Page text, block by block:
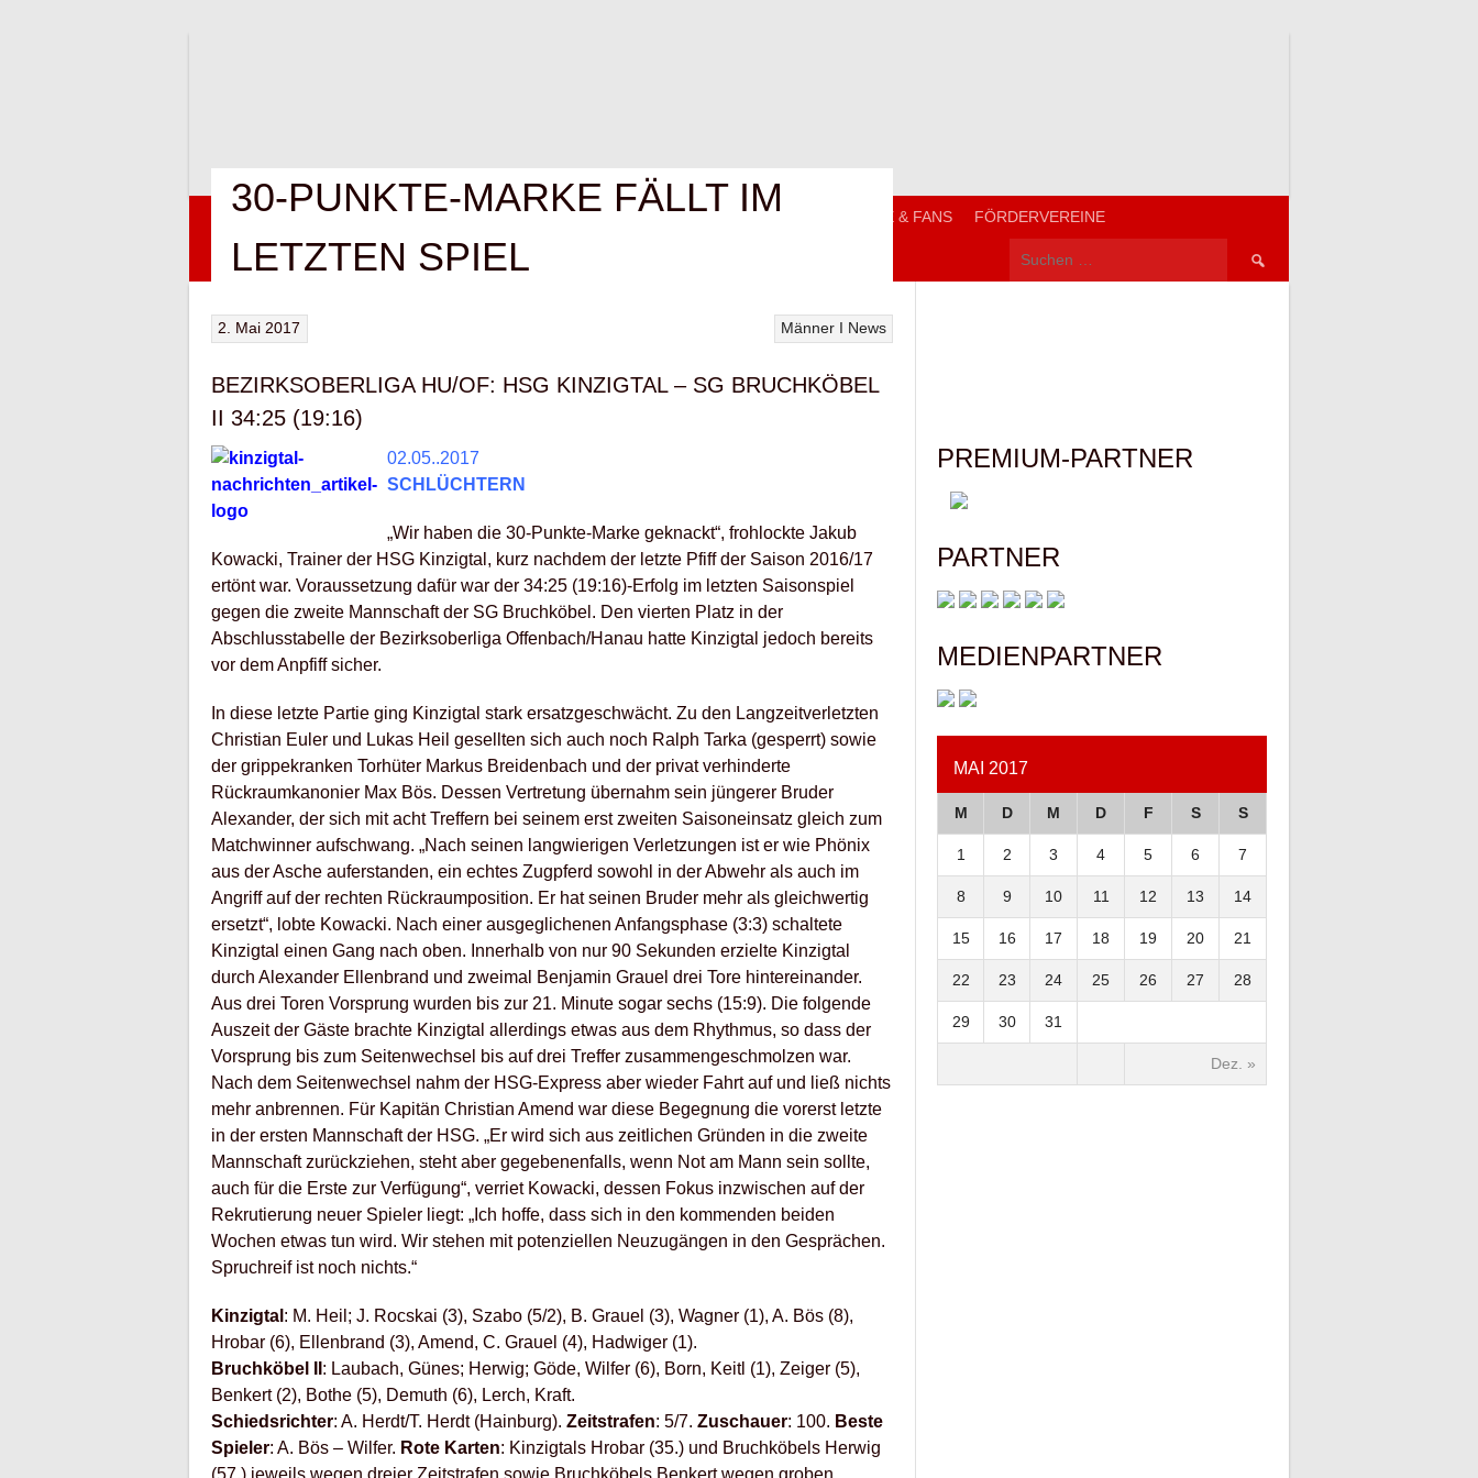
HOME NEWS VEREIN KONTAKT MANNSCHAFTEN TRAININGSZEITEN SERVICE & FANS FÖRDERVEREINE
Suchen
30-PUNKTE-MARKE FÄLLT IM
LETZTEN SPIEL
Männer I News
2. Mai 2017
BEZIRKSOBERLIGA HU/OF: HSG KINZIGTAL – SG BRUCHKÖBEL
II 34:25 (19:16)
02.05..2017
SCHLÜCHTERN
„Wir haben die 30-Punkte-Marke geknackt“, frohlockte Jakub
Kowacki, Trainer der HSG Kinzigtal, kurz nachdem der letzte Pfiff der Saison 2016/17
ertönt war. Voraussetzung dafür war der 34:25 (19:16)-Erfolg im letzten Saisonspiel
gegen die zweite Mannschaft der SG Bruchköbel. Den vierten Platz in der
Abschlusstabelle der Bezirksoberliga Offenbach/Hanau hatte Kinzigtal jedoch bereits
vor dem Anpfiff sicher.
In diese letzte Partie ging Kinzigtal stark ersatzgeschwächt. Zu den Langzeitverletzten
Christian Euler und Lukas Heil gesellten sich auch noch Ralph Tarka (gesperrt) sowie
der grippekranken Torhüter Markus Breidenbach und der privat verhinderte
Rückraumkanonier Max Bös. Dessen Vertretung übernahm sein jüngerer Bruder
Alexander, der sich mit acht Treffern bei seinem erst zweiten Saisoneinsatz gleich zum
Matchwinner aufschwang. „Nach seinen langwierigen Verletzungen ist er wie Phönix
aus der Asche auferstanden, ein echtes Zugpferd sowohl in der Abwehr als auch im
Angriff auf der rechten Rückraumposition. Er hat seinen Bruder mehr als gleichwertig
ersetzt“, lobte Kowacki. Nach einer ausgeglichenen Anfangsphase (3:3) schaltete
Kinzigtal einen Gang nach oben. Innerhalb von nur 90 Sekunden erzielte Kinzigtal
durch Alexander Ellenbrand und zweimal Benjamin Grauel drei Tore hintereinander.
Aus drei Toren Vorsprung wurden bis zur 21. Minute sogar sechs (15:9). Die folgende
Auszeit der Gäste brachte Kinzigtal allerdings etwas aus dem Rhythmus, so dass der
Vorsprung bis zum Seitenwechsel bis auf drei Treffer zusammengeschmolzen war.
Nach dem Seitenwechsel nahm der HSG-Express aber wieder Fahrt auf und ließ nichts
mehr anbrennen. Für Kapitän Christian Amend war diese Begegnung die vorerst letzte
in der ersten Mannschaft der HSG. „Er wird sich aus zeitlichen Gründen in die zweite
Mannschaft zurückziehen, steht aber gegebenenfalls, wenn Not am Mann sein sollte,
auch für die Erste zur Verfügung“, verriet Kowacki, dessen Fokus inzwischen auf der
Rekrutierung neuer Spieler liegt: „Ich hoffe, dass sich in den kommenden beiden
Wochen etwas tun wird. Wir stehen mit potenziellen Neuzugängen in den Gesprächen.
Spruchreif ist noch nichts.“
Kinzigtal : M. Heil; J. Rocskai (3), Szabo (5/2), B. Grauel (3), Wagner (1), A. Bös (8),
Hrobar (6), Ellenbrand (3), Amend, C. Grauel (4), Hadwiger (1).
Bruchköbel II : Laubach, Günes; Herwig; Göde, Wilfer (6), Born, Keitl (1), Zeiger (5),
Benkert (2), Bothe (5), Demuth (6), Lerch, Kraft.
Schiedsrichter: A. Herdt/T. Herdt (Hainburg). Zeitstrafen: 5/7. Zuschauer: 100. Beste
Spieler: A. Bös – Wilfer. Rote Karten: Kinzigtals Hrobar (35.) und Bruchköbels Herwig
(57.) jeweils wegen dreier Zeitstrafen sowie Bruchköbels Benkert wegen groben
PREMIUM-PARTNER
PARTNER
MEDIENPARTNER
MAI 2017
M D M D F S S
Dez. »
1 2 3 4 5 6 7
8 9 10 11 12 13 14
15 16 17 18 19 20 21
22 23 24 25 26 27 28
29 30 31